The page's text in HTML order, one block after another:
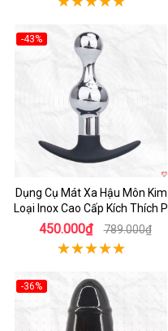
-43%
Dụng Cụ Mát Xa Hậu Môn Kim
Loại Inox Cao Cấp Kích Thích P
450.000₫ 789.000₫
-36%